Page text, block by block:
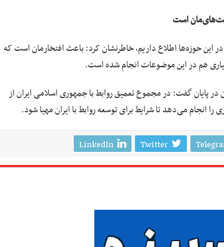
است
در این حوزه‌ها اطلاع داریم، خاطرنشان کرد: باعث افتخارمان است که
هم در این موضوعات انجام شده است.
پایان گفت: در مجموع تعمیق روابط با جمهوری اسلامی ایران از
انجام می‌دهد تا شرایط برای توسعه روابط با ایران مهیا شود.
Twitter
LinkedIn